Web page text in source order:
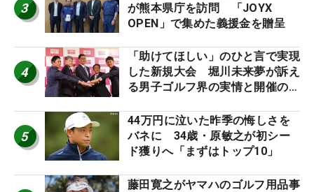
3
が熊本県庁を訪問 「JOYX
OPEN」で集めた義援金を贈呈
4
「助けてほしい」のひと言で実現
した新規大会 堀川未来夢が訴え
る男子ゴルフ界の実情と開催の舞
5
44万円に泣いた昨季の悔しさを
バネに 34歳・原敏之が初シー
ド獲りへ「まずはトップ10」
藤田寛之がヤマハのゴルフ用品事